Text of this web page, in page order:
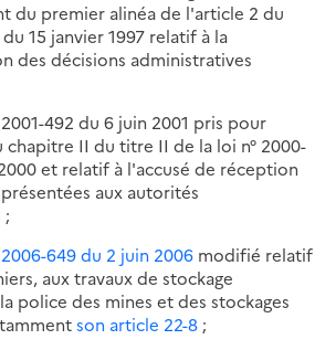
du premier alinéa de l'article 2 du
15 janvier 1997 relatif à la
des décisions administratives
492 du 6 juin 2001 pris pour
II du titre II de la loi n° 2000-
et relatif à l'accusé de réception
aux autorités
;
649 du 2 juin 2006 modifié relatif
aux travaux de stockage
police des mines et des stockages
son article 22-8 ;